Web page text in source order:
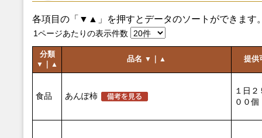
各項目の「▼▲」を押すとデータのソートができます
1ページあたりの表示件数
分類
▼ ▲
品名 ▼ ▲ 提供
食品 あんぽ柿
１日
００個